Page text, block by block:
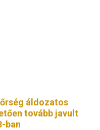
áldozatos
tovább javult
ban